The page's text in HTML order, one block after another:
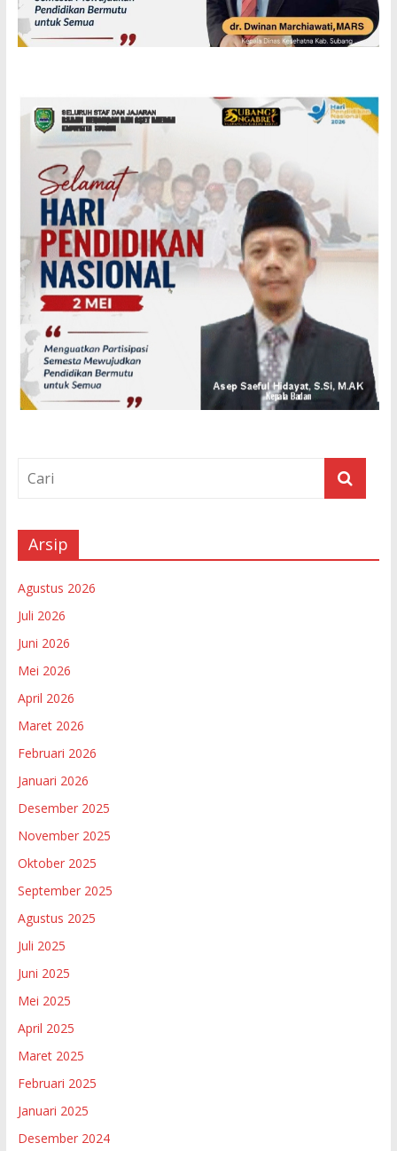
Arsip
Agustus 2026
Juli 2026
Juni 2026
Mei 2026
April 2026
Maret 2026
Februari 2026
Januari 2026
Desember 2025
November 2025
Oktober 2025
September 2025
Agustus 2025
Juli 2025
Juni 2025
Mei 2025
April 2025
Maret 2025
Februari 2025
Januari 2025
Desember 2024